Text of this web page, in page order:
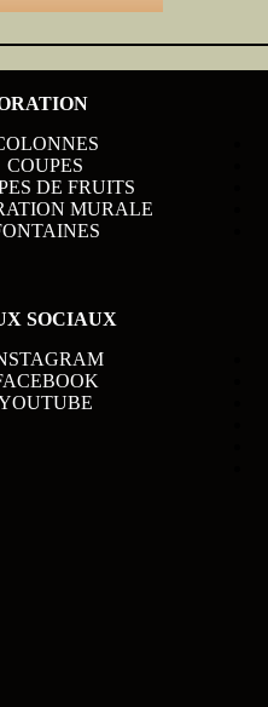
COUPES
DE FRUITS
MURALE
SOCIAUX